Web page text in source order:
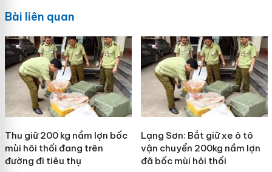
Bài liên quan
Thu giữ 200 kg nầm lợn bốc
mùi hôi thối đang trên
đường đi tiêu thụ
Lạng Sơn: Bắt giữ xe ô tô
vận chuyển 200kg nầm lợn
đã bốc mùi hôi thối